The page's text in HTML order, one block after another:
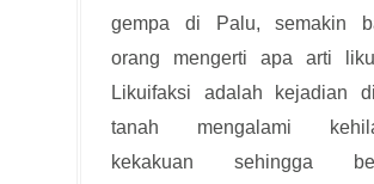
gempa di Palu, semakin
orang mengerti apa arti
Likuifaksi adalah kejadian
tanah mengalami
kekakuan sehingga